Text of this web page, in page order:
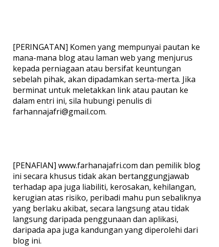
[PERINGATAN] Komen yang mempunyai pautan ke
mana-mana blog atau laman web yang menjurus
kepada perniagaan atau bersifat keuntungan
sebelah pihak, akan dipadamkan serta-merta. Jika
berminat untuk meletakkan link atau pautan ke
dalam entri ini, sila hubungi penulis di
farhannajafri@gmail.com.
[PENAFIAN] www.farhanajafri.com dan pemilik blog
ini secara khusus tidak akan bertanggungjawab
terhadap apa juga liabiliti, kerosakan, kehilangan,
kerugian atas risiko, peribadi mahu pun sebaliknya
yang berlaku akibat, secara langsung atau tidak
langsung daripada penggunaan dan aplikasi,
daripada apa juga kandungan yang diperolehi dari
blog ini.